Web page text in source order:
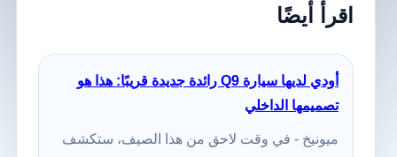
اقرأ أيضًا
أودي لديها سيارة Q9 رائدة جديدة قريبًا: هذا هو
تصميمها الداخلي
ميونيخ - في وقت لاحق من هذا الصيف، ستكشف